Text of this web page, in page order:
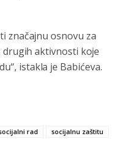
značajnu osnovu za
aktivnosti koje
istakla je Babićeva.
rad socijalnu zaštitu